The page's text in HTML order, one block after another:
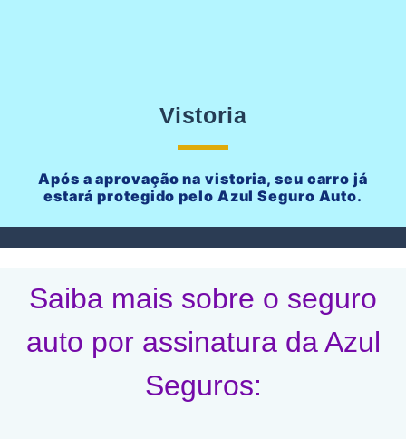
Vistoria
Após a aprovação na vistoria, seu carro já
estará protegido pelo Azul Seguro Auto.
Saiba mais sobre o seguro
auto por assinatura da Azul
Seguros: